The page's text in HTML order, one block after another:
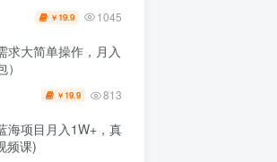
￥ 19.9 1045
求大简单操作，月入
￥ 19.9 813
海项目月入1W+，真
频课)